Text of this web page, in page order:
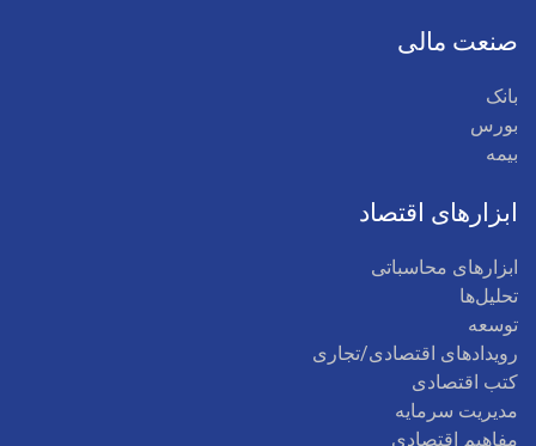
صنعت مالی
بانک
بورس
بیمه
ابزارهای اقتصاد
ابزارهای محاسباتی
تحلیل‌ها
توسعه
رویدادهای اقتصادی/تجاری
کتب اقتصادی
مدیریت سرمایه
مفاهیم اقتصادی